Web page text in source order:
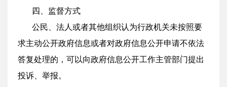
四、监督方式
公民、法人或者其他组织认为行政机关未按照要
求主动公开政府信息或者对政府信息公开申请不依法
答复处理的，可以向政府信息公开工作主管部门提出
投诉、举报。